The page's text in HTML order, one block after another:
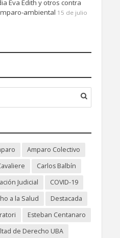
Eva Edith y otros contra
ambiental 15 de julio
Amparo Colectivo
Carlos Balbín
Judicial
COVID-19
a la Salud
Destacada
Esteban Centanaro
de Derecho UBA